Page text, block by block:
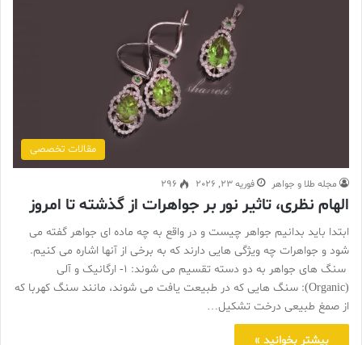
مقالات تخصصی
مجله طلا و جواهر فوریه 23, 2026 296
الهام نظری، تاثیر نور بر جواهرات از گذشته تا امروز
ابتدا باید بدانیم جواهر چیست و در واقع به چه ماده ای جواهر گفته می
شود و جواهرات چه ویژگی هایی دارند که به برخی از آنها اشاره می کنیم.
سنگ های جواهر به دو دسته تقسیم می شوند: ۱- ارگانیک و آلی
(Organic): سنگ هایی که در طبیعت یافت می شوند، مانند سنگ کهربا که
از صمغ طبیعی درخت تشکیل…
بیشتر بخوانید »